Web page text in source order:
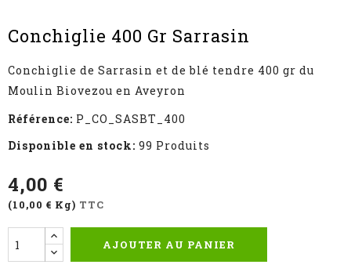
Conchiglie 400 Gr Sarrasin
Conchiglie de Sarrasin et de blé tendre 400 gr du
Moulin Biovezou en Aveyron
Référence: P_CO_SASBT_400
Disponible en stock: 99 Produits
4,00 €
(10,00 € Kg) TTC
AJOUTER AU PANIER